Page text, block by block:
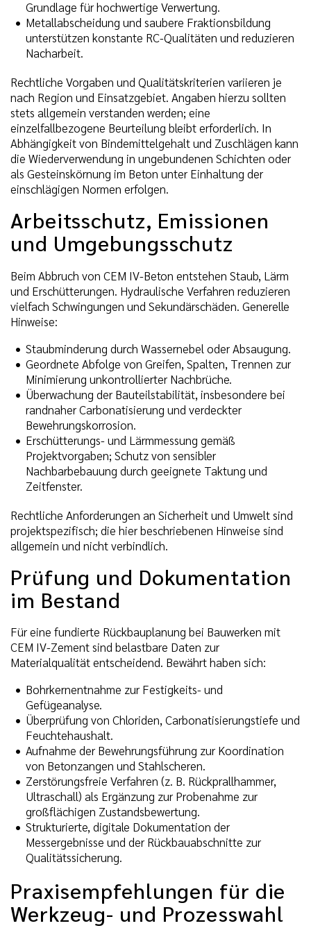
Grundlage für hochwertige Verwertung.
Metallabscheidung und saubere Fraktionsbildung
unterstützen konstante RC-Qualitäten und reduzieren
Nacharbeit.
Rechtliche Vorgaben und Qualitätskriterien variieren je
nach Region und Einsatzgebiet. Angaben hierzu sollten
stets allgemein verstanden werden; eine
einzelfallbezogene Beurteilung bleibt erforderlich. In
Abhängigkeit von Bindemittelgehalt und Zuschlägen kann
die Wiederverwendung in ungebundenen Schichten oder
als Gesteinskörnung im Beton unter Einhaltung der
einschlägigen Normen erfolgen.
Arbeitsschutz, Emissionen
und Umgebungsschutz
Beim Abbruch von CEM IV-Beton entstehen Staub, Lärm
und Erschütterungen. Hydraulische Verfahren reduzieren
vielfach Schwingungen und Sekundärschäden. Generelle
Hinweise:
Staubminderung durch Wassernebel oder Absaugung.
Geordnete Abfolge von Greifen, Spalten, Trennen zur
Minimierung unkontrollierter Nachbrüche.
Überwachung der Bauteilstabilität, insbesondere bei
randnaher Carbonatisierung und verdeckter
Bewehrungskorrosion.
Erschütterungs- und Lärmmessung gemäß
Projektvorgaben; Schutz von sensibler
Nachbarbebauung durch geeignete Taktung und
Zeitfenster.
Rechtliche Anforderungen an Sicherheit und Umwelt sind
projektspezifisch; die hier beschriebenen Hinweise sind
allgemein und nicht verbindlich.
Prüfung und Dokumentation
im Bestand
Für eine fundierte Rückbauplanung bei Bauwerken mit
CEM IV-Zement sind belastbare Daten zur
Materialqualität entscheidend. Bewährt haben sich:
Bohrkernentnahme zur Festigkeits- und
Gefügeanalyse.
Überprüfung von Chloriden, Carbonatisierungstiefe und
Feuchtehaushalt.
Aufnahme der Bewehrungsführung zur Koordination
von Betonzangen und Stahlscheren.
Zerstörungsfreie Verfahren (z. B. Rückprallhammer,
Ultraschall) als Ergänzung zur Probenahme zur
großflächigen Zustandsbewertung.
Strukturierte, digitale Dokumentation der
Messergebnisse und der Rückbauabschnitte zur
Qualitätssicherung.
Praxisempfehlungen für die
Werkzeug- und Prozesswahl